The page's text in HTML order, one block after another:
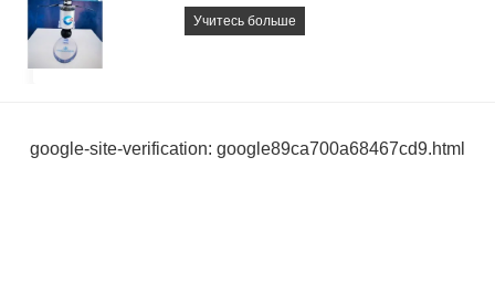
Учитесь больше
google-site-verification: google89ca700a68467cd9.html